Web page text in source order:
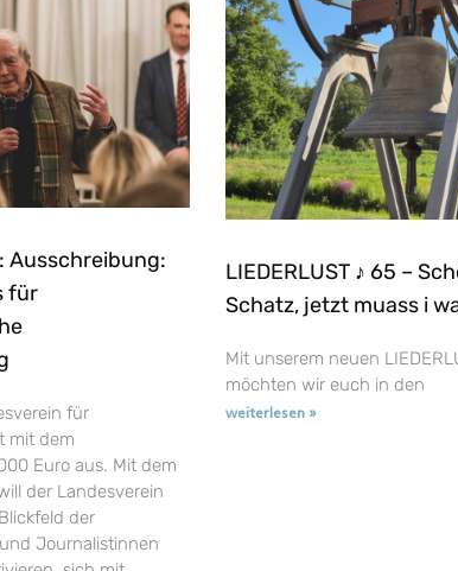
Ausschreibung:
für
für
mit dem
Euro aus. Mit dem
der Landesverein
der
Journalistinnen
LIEDERLUST ♪ 65 –
Schatz, jetzt muass i
Mit unserem neuen
möchten wir euch in den
weiterlesen »